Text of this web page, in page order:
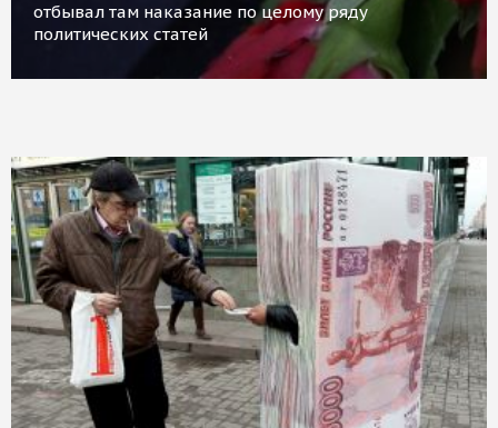
отбывал там наказание по целому ряду
политических статей